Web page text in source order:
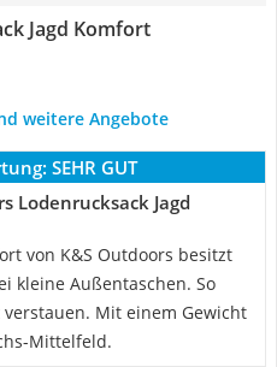
Jagd Komfort
weitere Angebote
SEHR GUT
Lodenrucksack Jagd
von K&S Outdoors besitzt
kleine Außentaschen. So
Mit einem Gewicht
Mittelfeld.